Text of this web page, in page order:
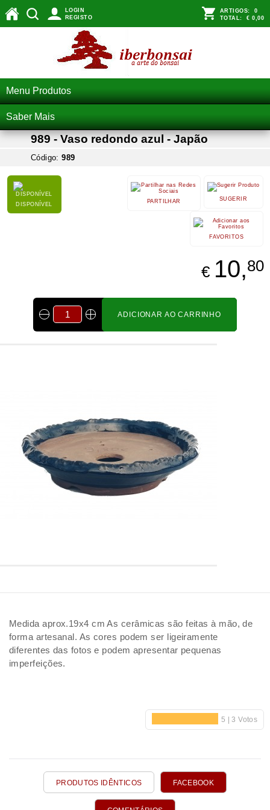
LOGIN
REGISTO
ARTIGOS: 0
TOTAL: € 0,00
Menu Produtos
Saber Mais
989 - Vaso redondo azul - Japão
Código:989
DISPONÍVEL
SUGERIR
PARTILHAR
FAVORITOS
€ 10,80
ADICIONAR AO CARRINHO
Medida aprox.19x4 cm As cerâmicas são feitas à mão, de
forma artesanal. As cores podem ser ligeiramente
diferentes das fotos e podem apresentar pequenas
imperfeições.
PRODUTOS IDÊNTICOS FACEBOOK